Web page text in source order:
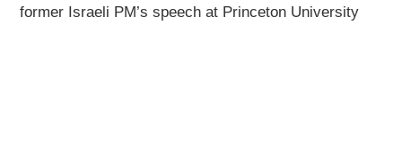
former Israeli PM’s speech at Princeton University